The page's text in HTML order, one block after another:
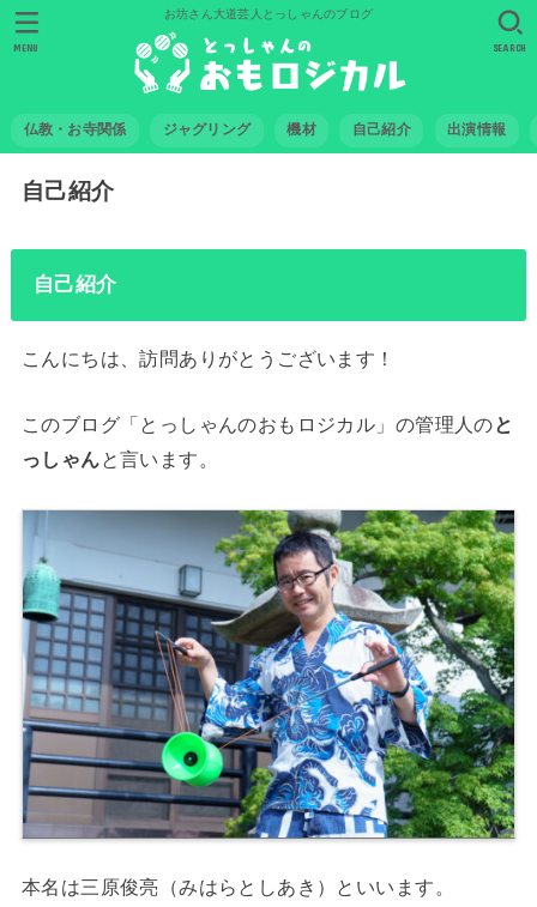
お坊さん大道芸人とっしゃんのブログ
仏教・お寺関係 ジャグリング 機材 自己紹介 出演情報
SEARCH
MENU
自己紹介
自己紹介
こんにちは、訪問ありがとうございます！
このブログ「とっしゃんのおもロジカル」の管理人のと
っしゃんと言います。
本名は三原俊亮（みはらとしあき）といいます。